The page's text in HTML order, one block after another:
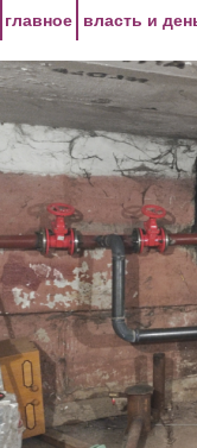
главное власть и